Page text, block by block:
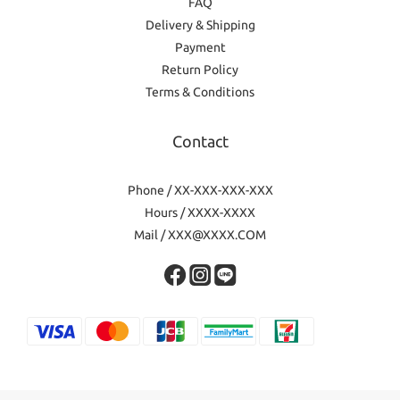
Delivery & Shipping
Payment
Return Policy
Terms & Conditions
Contact
Phone / XX-XXX-XXX-XXX
Hours / XXXX-XXXX
Mail / XXX@XXXX.COM